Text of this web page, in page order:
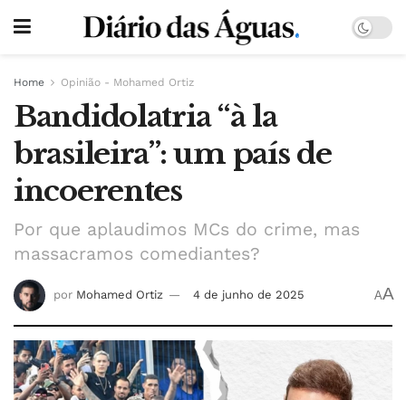
Home Opinião - Mohamed Ortiz
Bandidolatria “à la
brasileira”: um país de
incoerentes
Por que aplaudimos MCs do crime, mas
massacramos comediantes?
por Mohamed Ortiz 4 de junho de 2025 AA